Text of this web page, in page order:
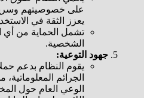
على خصوصيتهم
يعزز الثقة في
تشمل الحماية من أي
الشخصية.
جهود التوعية:
يقوم النظام بدعم
الجرائم
الوعي العام حول